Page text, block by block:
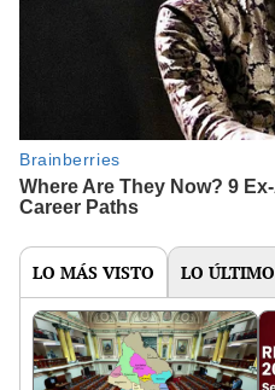
LO MÁS VISTO LO ÚLTIMO